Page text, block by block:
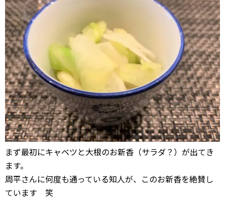
まず最初にキャベツと大根のお新香（サラダ？）が出てき
ます。
周平さんに何度も通っている知人が、このお新香を絶賛し
ています 笑